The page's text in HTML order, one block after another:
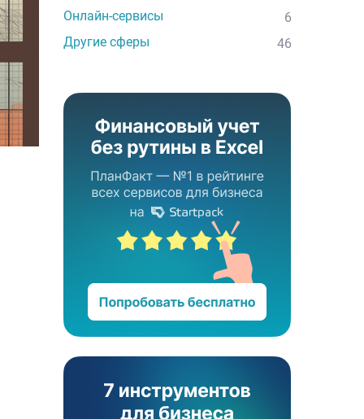
Онлайн-сервисы
6
Другие сферы
46